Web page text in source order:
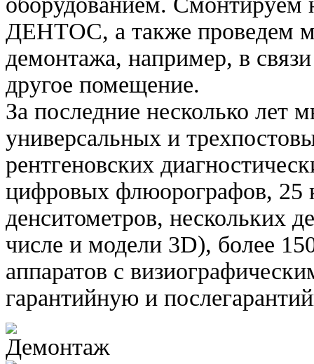
ДЕНТОС, а также проведем
демонтажа, например, в
другое помещение.
За последние несколько лет
универсальных и
рентгеновских
цифровых флюорографов, 25
денситометров, нескольких
числе и модели 3D), более
аппаратов с
гарантийную и